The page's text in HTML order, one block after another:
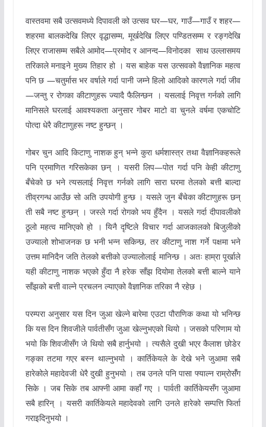
वास्तवमा सबै उत्सवमध्ये दिपावली को उत्सव घर—घर, गाउँ—गाउँ र शहर—
शहरमा बालकदेखि लिएर वृद्धासम्म, मूर्खदेखि लिएर पण्डितसम्म र रङ्गदेखि
लिएर राजासम्म सबैले आमोद—प्रमोद र आनन्द—विनोदका साथ उल्लासमय
तरिकाले मनाइने मुख्य तिहार हो । यस बाहेक यस उत्सवको वैज्ञानिक महत्व
पनि छ —चतुर्मास भर वर्षाले गर्दा पानी जम्ने हिलो आदिको कारणले गर्दा जीव
—जन्तु र रोगका कीटाणुहरू ज्यादै फैलिन्छन । यसलाई निवृत्त गर्नको लागि
मानिसले घरलाई आवश्यकता अनुसार गोबर माटो वा चुनले वर्षमा एकचोटि
पोत्दा धेरै कीटाणुहरू नष्ट हुन्छन् ।
गोबर चुन आदि किटाणु नाशक हुन् भन्ने कुरा धर्मशास्त्र तथा वैज्ञानिकहरूले
पनि प्रमाणित गरिसकेका छन् । यसरी लिप—पोत गर्दा पनि केही कीटाणु
बँचेको छ भने त्यसलाई निवृत्त गर्नको लागि सारा घरमा तेलको बत्ती बाल्दा
तीव्रगन्ध आउँछ सो अति उपयोगी हुन्छ । यसले जुन बँचेका कीटाणुहरू छन्
ती सबै नष्ट हुन्छन् । जस्ले गर्दा रोगको भय हुँदैन । यसले गर्दा दीपावलीको
ठूलो महत्व मानिएको हो । यिनै दृष्टिले विचार गर्दा आजकालको बिजुलीको
उज्यालो शोभाजनक छ भनी भन्न सकिन्छ, तर कीटाणु नाश गर्ने पक्षमा भने
उत्तम मानिदैन जति तेलको बत्तीको उज्यालोलाई मानिन्छ । अतः हाम्रा पूर्खाले
यही कीटाणु नाशक भएको हुँदा नै हरेक साँझ दियोमा तेलको बत्ती बाल्ने याने
साँझको बत्ती वाल्ने प्रचलन ल्याएको वैज्ञानिक तरिका नै रहेछ ।
परम्परा अनुसार यस दिन जुआ खेल्ने बारेमा एउटा पौराणिक कथा यो भनिन्छ
कि यस दिन शिवजीले पार्वतीसँग जुआ खेल्नुभएको थियो । जसको परिणाम यो
भयो कि शिवजीसँग जे थियो सबै हार्नुभयो । त्यसैले दुखी भएर कैलाश छोडेर
गङ्का तटमा गएर बस्न थाल्नुभयो । कार्तिकेयले के देखे भने जुआमा सबै
हारेकोले महादेवजी धेरै दुखी हुनुभयो । तब उनले पनि पासा फ्याल्न राम्रोसँंग
सिके । जब सिके तब आफ्नी आमा कहाँ गए । पार्वती कार्तिकेयसँग जुआमा
सबै हारिन् । यसरी कार्तिकेयले महादेवको लागि उनले हारेको सम्पत्ति फिर्ता
गराइदिनुभयो ।